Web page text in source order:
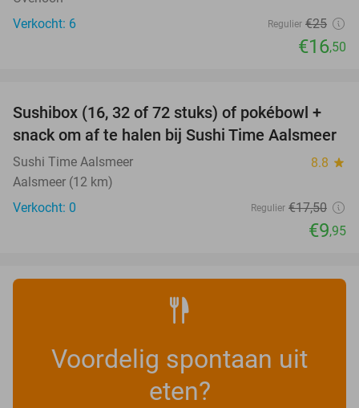
Verkocht: 6
Regulier €25
€16,50
43%
TODAY
Sushibox (16, 32 of 72 stuks) of pokébowl +
snack om af te halen bij Sushi Time Aalsmeer
Sushi Time Aalsmeer 8.8 star
Aalsmeer (12 km)
Verkocht: 0
Regulier €17,50
€9,95
Voordelig spontaan uit
eten?